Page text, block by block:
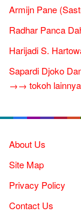
Armijn Pane
Radhar Panca
Harijadi S.
Sapardi Djoko
→→ tokoh
About Us
Site Map
Privacy Policy
Contact Us